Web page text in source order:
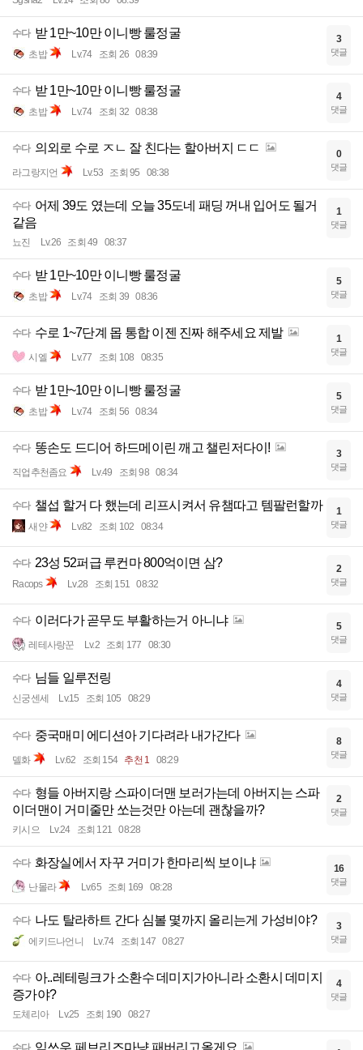
수다 받 1만~10만 이니빵 룰정굴
초밥 Lv.74 조회 26 08:39
3
댓글
수다 받 1만~10만 이니빵 룰정굴
초밥 Lv.74 조회 32 08:38
4
댓글
수다 의외로 수로 ㅈㄴ 잘 친다는 할아버지 ㄷㄷ
라그랑지언 Lv.53 조회 95 08:38
0
댓글
수다 어제 39도 였는데 오늘 35도네 패딩 꺼내 입어도 될거
같음
뇨진 Lv.26 조회 49 08:37
1
댓글
수다 받 1만~10만 이니빵 룰정굴
초밥 Lv.74 조회 39 08:36
5
댓글
수다 수로 1~7단계 몹 통합 이젠 진짜 해주세요 제발
시엘 Lv.77 조회 108 08:35
1
댓글
수다 받 1만~10만 이니빵 룰정굴
초밥 Lv.74 조회 56 08:34
5
댓글
수다 똥손도 드디어 하드메이린 깨고 챌린저다이!
직업추천좀요 Lv.49 조회 98 08:34
3
댓글
수다 챌섭 할거 다 했는데 리프시켜서 유챔따고 템팔런할까
새얀 Lv.82 조회 102 08:34
1
댓글
수다 23성 52퍼급 루컨마 800억이면 삼?
Racops Lv.28 조회 151 08:32
2
댓글
수다 이러다가 곧무도 부활하는거 아니냐
레테사랑꾼 Lv.2 조회 177 08:30
5
댓글
수다 님들 일루전링
신궁센세 Lv.15 조회 105 08:29
4
댓글
수다 중국매미 에디션아 기다려라 내가간다
델화 Lv.62 조회 154 추천 1 08:29
8
댓글
수다 형들 아버지랑 스파이더맨 보러가는데 아버지는 스파
이더맨이 거미줄만 쏘는것만 아는데 괜찮을까?
키시으 Lv.24 조회 121 08:28
2
댓글
수다 화장실에서 자꾸 거미가 한마리씩 보이냐
난몰라 Lv.65 조회 169 08:28
16
댓글
수다 나도 탈라하트 간다 심볼 몇까지 올리는게 가성비야?
에키드나언니 Lv.74 조회 147 08:27
3
댓글
수다 아..레테링크가 소환수 데미지가아니라 소환시 데미지
증가야?
도체리아 Lv.25 조회 190 08:27
4
댓글
수다 익쓰우 페브리즈마냥 패버리고올게요